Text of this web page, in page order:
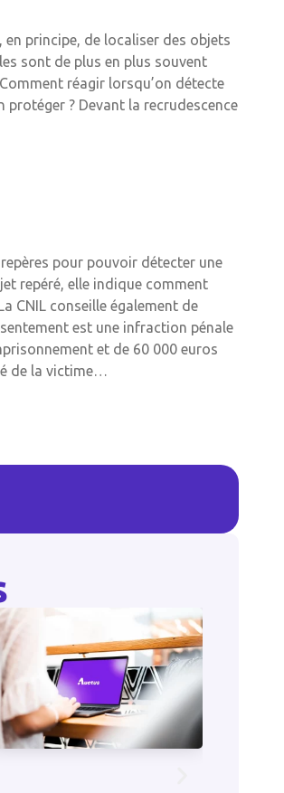
principe, de localiser des objets
sont de plus en plus souvent
réagir lorsqu’on détecte
? Devant la recrudescence
pour pouvoir détecter une
repéré, elle indique comment
CNIL conseille également de
est une infraction pénale
et de 60 000 euros
de la victime…